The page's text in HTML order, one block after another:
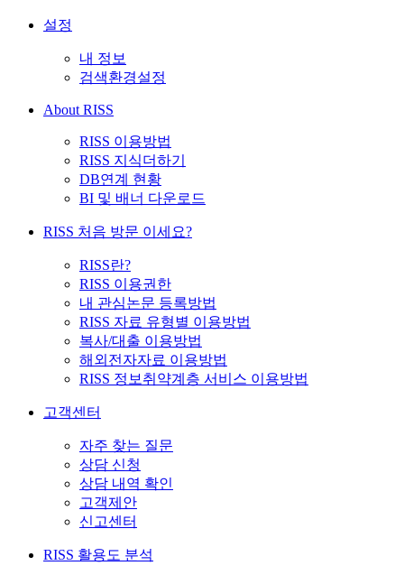
설정
내 정보
검색환경설정
About RISS
RISS 이용방법
RISS 지식더하기
DB연계 현황
BI 및 배너 다운로드
RISS 처음 방문 이세요?
RISS란?
RISS 이용권한
내 관심논문 등록방법
RISS 자료 유형별 이용방법
복사/대출 이용방법
해외전자자료 이용방법
RISS 정보취약계층 서비스 이용방법
고객센터
자주 찾는 질문
상담 신청
상담 내역 확인
고객제안
신고센터
RISS 활용도 분석